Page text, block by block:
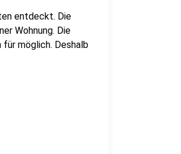
entdeckt. Die
Wohnung. Die
möglich. Deshalb